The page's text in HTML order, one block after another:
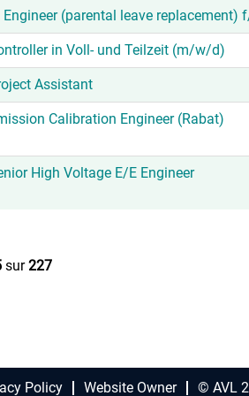
Engineer (parental leave replacement)
in Voll- und Teilzeit (m/w/d)
Assistant
Calibration Engineer (Rabat)
High Voltage E/E Engineer
sur227
Policy Website Owner © AVL